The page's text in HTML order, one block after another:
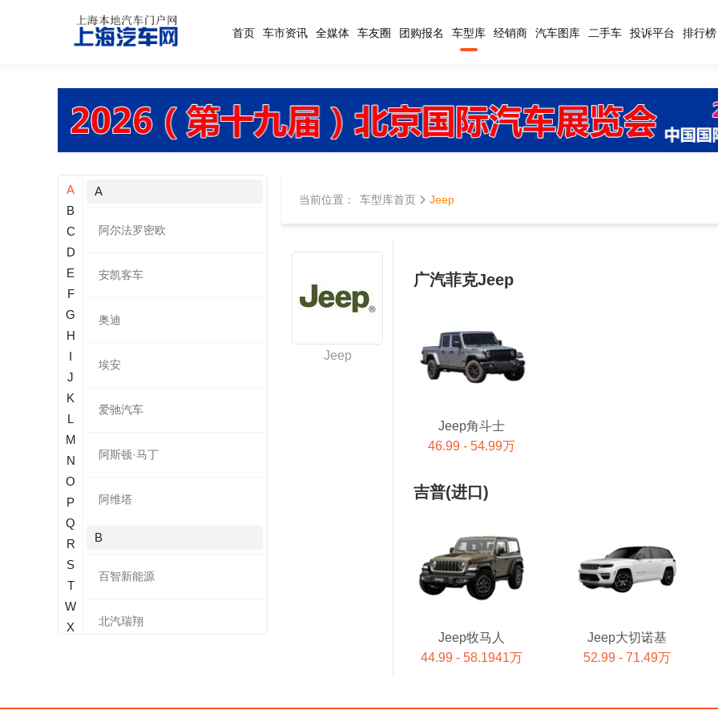
首页 车市资讯 全媒体 车友圈 团购报名 车型库 经销商 汽车图库 二手车 投诉平台 排行榜
A
B
C
D
E
F
G
H
I
J
K
L
M
N
O
P
Q
R
S
T
W
X
A
阿尔法罗密欧
安凯客车
奥迪
埃安
爱驰汽车
阿斯顿·马丁
阿维塔
B
百智新能源
北汽瑞翔
奔腾
当前位置： 车型库首页 Jeep
Jeep
广汽菲克Jeep
Jeep角斗士
46.99 - 54.99万
吉普(进口)
Jeep牧马人
44.99 - 58.1941万
Jeep大切诺基
52.99 - 71.49万